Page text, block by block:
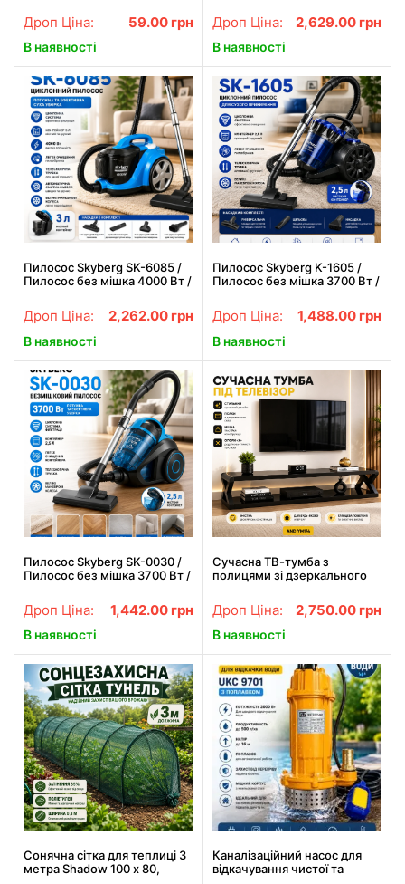
скловолокна
Дроп Ціна: 59.00 грн
В наявності
Дроп Ціна: 2,629.00 грн
В наявності
Пилосос Skyberg SK-6085 /
Пилосос без мішка 4000 Вт /
Дроп Ціна: 2,262.00 грн
В наявності
Пилосос Skyberg K-1605 /
Пилосос без мішка 3700 Вт /
Дроп Ціна: 1,488.00 грн
В наявності
Пилосос Skyberg SK-0030 /
Пилосос без мішка 3700 Вт /
Дроп Ціна: 1,442.00 грн
В наявності
Сучасна ТВ-тумба з
полицями зі дзеркального
Дроп Ціна: 2,750.00 грн
В наявності
Сонячна сітка для теплиці 3
метра Shadow 100 х 80,
Каналізаційний насос для
відкачування чистої та